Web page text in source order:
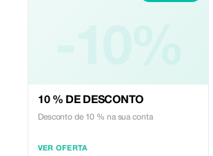
10 % DE DESCONTO
Desconto de 10 % na sua conta
VER OFERTA